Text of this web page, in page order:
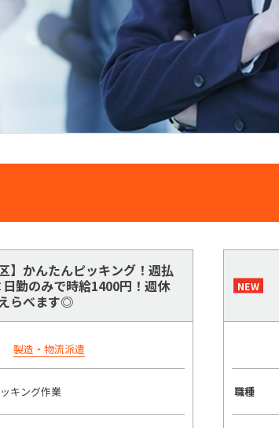
区】かんたんピッキング！週払
勤のみで時給1400円！週休
らべます◎
製造・物流派遣
キング作業 職種